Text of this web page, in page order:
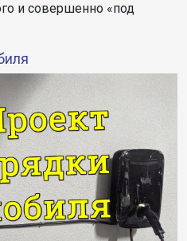
и совершенно «под